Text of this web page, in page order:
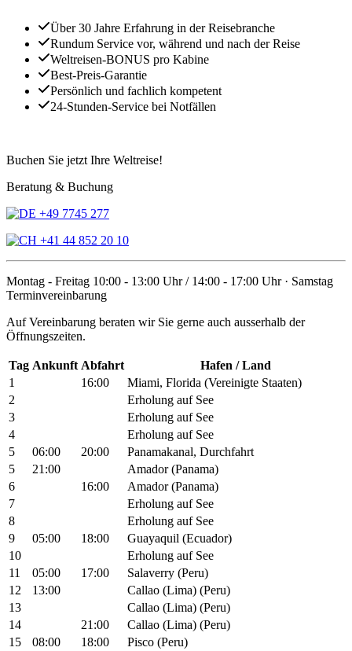
Über 30 Jahre Erfahrung in der Reisebranche
Rundum Service vor, während und nach der Reise
Weltreisen-BONUS pro Kabine
Best-Preis-Garantie
Persönlich und fachlich kompetent
24-Stunden-Service bei Notfällen
Buchen Sie jetzt Ihre Weltreise!
Beratung & Buchung
+49 7745 277
+41 44 852 20 10
Montag - Freitag 10:00 - 13:00 Uhr / 14:00 - 17:00 Uhr · Samstag
Terminvereinbarung
Auf Vereinbarung beraten wir Sie gerne auch ausserhalb der
Öffnungszeiten.
Tag Ankunft Abfahrt
Hafen / Land
1
16:00
Miami, Florida (Vereinigte Staaten)
2
Erholung auf See
3
Erholung auf See
4
Erholung auf See
5
06:00 20:00
Panamakanal, Durchfahrt
5
21:00
Amador (Panama)
6
16:00
Amador (Panama)
7
Erholung auf See
8
Erholung auf See
9
05:00 18:00
Guayaquil (Ecuador)
10
Erholung auf See
11
05:00 17:00
Salaverry (Peru)
12
13:00
Callao (Lima) (Peru)
13
Callao (Lima) (Peru)
14
21:00
Callao (Lima) (Peru)
15
08:00 18:00
Pisco (Peru)